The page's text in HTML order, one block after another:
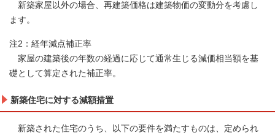
新築家屋以外の場合、再建築価格は建築物価の変動分を考慮し
ます。
注2：経年減点補正率
家屋の建築後の年数の経過に応じて通常生じる減価相当額を基
礎として算定された補正率。
新築住宅に対する減額措置
新築された住宅のうち、以下の要件を満たすものは、定められ